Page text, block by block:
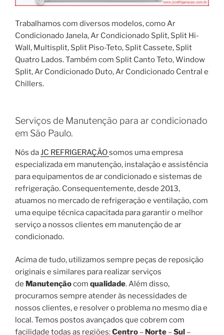
Trabalhamos com diversos modelos, como Ar
Condicionado Janela, Ar Condicionado Split, Split Hi-
Wall, Multisplit, Split Piso-Teto, Split Cassete, Split
Quatro Lados. Também com Split Canto Teto, Window
Split, Ar Condicionado Duto, Ar Condicionado Central e
Chillers.
Serviços de Manutenção para ar condicionado
em São Paulo.
Nós daJC REFRIGERAÇÃOsomos uma empresa
especializada em manutenção, instalação e assistência
para equipamentos de ar condicionado e sistemas de
refrigeração. Consequentemente, desde 2013,
atuamos no mercado de refrigeração e ventilação, com
uma equipe técnica capacitada para garantir o melhor
serviço a nossos clientes em manutenção de ar
condicionado.
Acima de tudo, utilizamos sempre peças de reposição
originais e similares para realizar serviços
de Manutençãocom qualidade. Além disso,
procuramos sempre atender às necessidades de
nossos clientes, e resolver o problema no mesmo dia e
local. Temos postos avançados que cobrem com
facilidade todas as regiões:Centro – Norte –Sul –